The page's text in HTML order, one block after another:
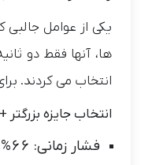
انتخاب می کردند. برای 200 انتخاب باقی مانده، محدودیت زمانی وجود نداشت. در اینجا نتایج
انتخاب جایزه بزرگتر
فشار زمانی: 66%